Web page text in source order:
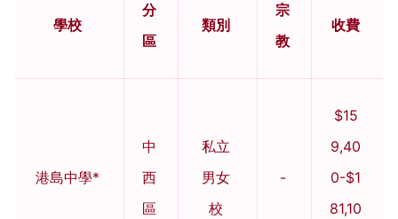
學校
分
區
類別
宗
教
收費
港島中學*
中
西
區
私立
男女
校
-
$15
9,40
0-$1
81,10